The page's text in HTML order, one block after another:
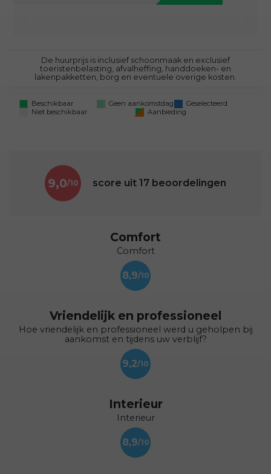
De huurprijs is inclusief schoonmaak en exclusief
toeristenbelasting, afvalheffing, handdoeken- en
lakenpakketten, borg en eventuele overige kosten.
Beschikbaar Geen aankomstdag
Geselecteerd
Niet beschikbaar
Aanbieding
9,0 score uit 17 beoordelingen
Comfort
Comfort
8,9
Vriendelijk en professioneel
Hoe vriendelijk en professioneel werd u geholpen bij
aankomst en tijdens uw verblijf?
9,2
Interieur
Interieur
8,9